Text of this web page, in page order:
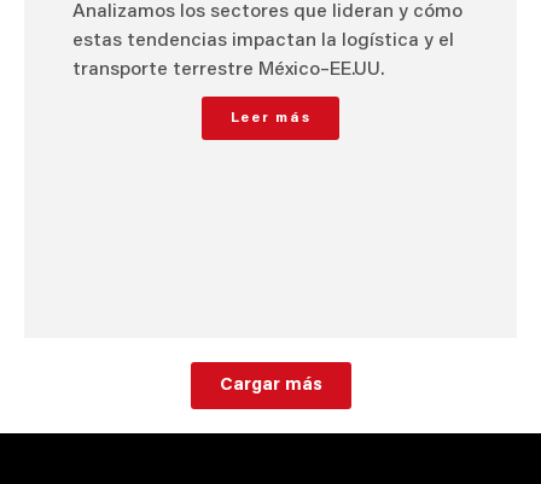
Analizamos los sectores que lideran y cómo
estas tendencias impactan la logística y el
transporte terrestre México–EE.UU.
Leer más
Cargar más